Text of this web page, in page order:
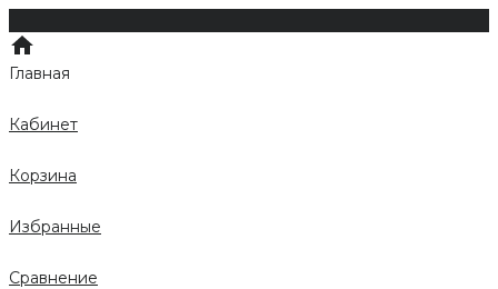
Главная
Кабинет
Корзина
Избранные
Сравнение